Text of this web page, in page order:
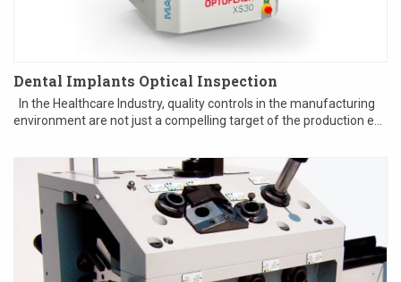
Dental Implants Optical Inspection
In the Healthcare Industry, quality controls in the manufacturing
environment are not just a compelling target of the production e...